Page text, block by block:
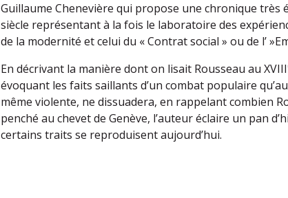
Guillaume Chenevière qui propose une chronique très
siècle représentant à la fois le laboratoire des
de la modernité et celui du « Contrat social » ou de l’
En décrivant la manière dont on lisait Rousseau au XVIII
évoquant les faits saillants d’un combat populaire
même violente, ne dissuadera, en rappelant combien
penché au chevet de Genève, l’auteur éclaire un pan
certains traits se reproduisent aujourd’hui.